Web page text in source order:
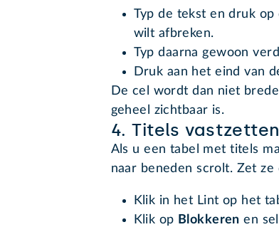
Typ de tekst en druk op
wilt afbreken.
Typ daarna gewoon
Druk aan het eind van
De cel wordt dan niet
geheel zichtbaar is.
4. Titels vastzetten
Als u een tabel met titels
naar beneden scrolt. Zet ze
Klik in het Lint op het
Klik op Blokkeren en